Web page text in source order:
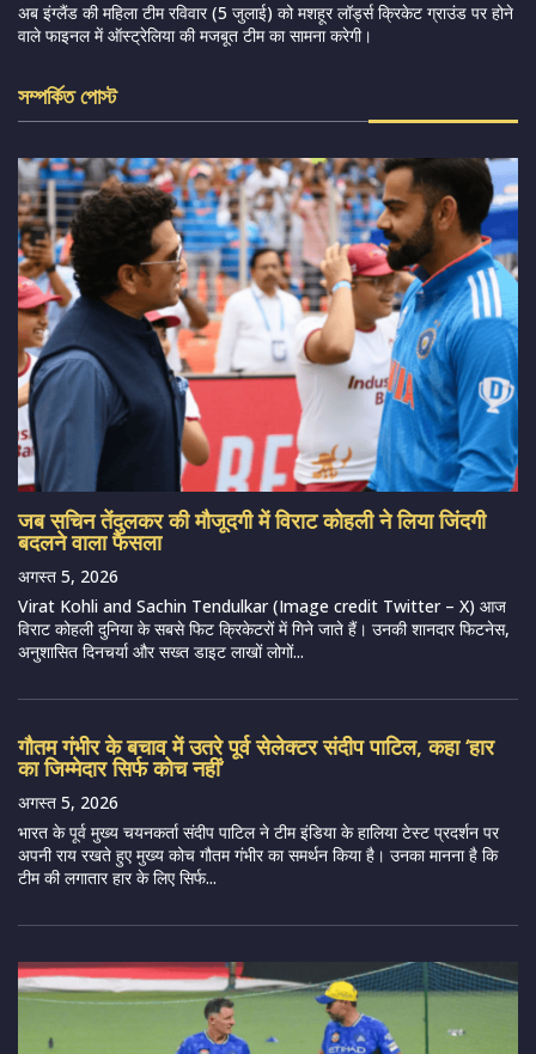
अब इंग्लैंड की महिला टीम रविवार (5 जुलाई) को मशहूर लॉर्ड्स क्रिकेट ग्राउंड पर होने
वाले फाइनल में ऑस्ट्रेलिया की मजबूत टीम का सामना करेगी।
সম্পর্কিত পোস্ট
जब सचिन तेंदुलकर की मौजूदगी में विराट कोहली ने लिया जिंदगी
बदलने वाला फैसला
अगस्त 5, 2026
Virat Kohli and Sachin Tendulkar (Image credit Twitter – X) आज
विराट कोहली दुनिया के सबसे फिट क्रिकेटरों में गिने जाते हैं। उनकी शानदार फिटनेस,
अनुशासित दिनचर्या और सख्त डाइट लाखों लोगों...
गौतम गंभीर के बचाव में उतरे पूर्व सेलेक्टर संदीप पाटिल, कहा ‘हार
का जिम्मेदार सिर्फ कोच नहीं’
अगस्त 5, 2026
भारत के पूर्व मुख्य चयनकर्ता संदीप पाटिल ने टीम इंडिया के हालिया टेस्ट प्रदर्शन पर
अपनी राय रखते हुए मुख्य कोच गौतम गंभीर का समर्थन किया है। उनका मानना है कि
टीम की लगातार हार के लिए सिर्फ...